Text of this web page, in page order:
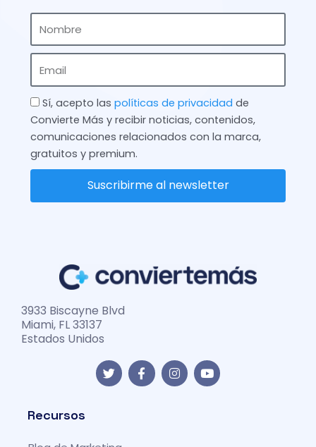
Check
Sí, acepto las políticas de privacidad de
Convierte Más y recibir noticias, contenidos,
comunicaciones relacionados con la marca,
gratuitos y premium.
Suscribirme al newsletter
3933 Biscayne Blvd
Miami, FL 33137
Estados Unidos
T
w
i
F
a
c
I
n
s
Y
o
u
Recursos